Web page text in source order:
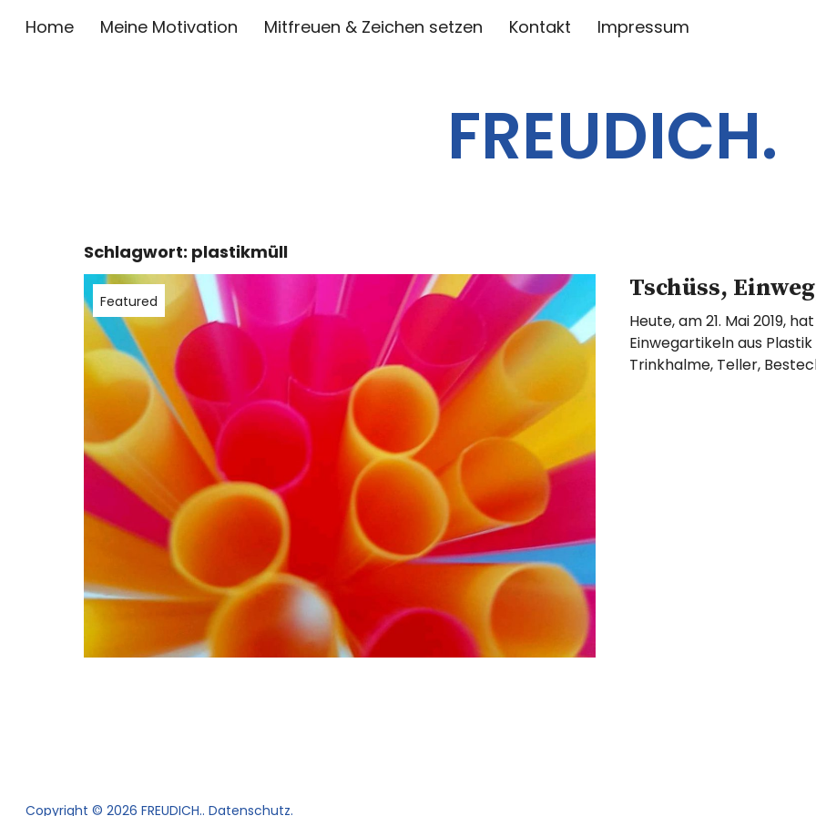
Home Meine Motivation Mitfreuen & Zeichen setzen Kontakt Impressum
FREUDICH.
Schlagwort: plastikmüll
Featured Tschüss,
Heute, am 21. Mai 2019,
Einwegartikeln aus
Trinkhalme, Teller,
Copyright © 2026 FREUDICH. Datenschutz